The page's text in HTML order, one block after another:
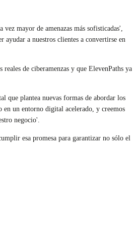
mayor de amenazas más sofisticadas',
ayudar a nuestros clientes a convertirse en
de ciberamenzas y que ElevenPaths ya
que plantea nuevas formas de abordar los
en un entorno digital acelerado, y creemos
negocio'.
esa promesa para garantizar no sólo el